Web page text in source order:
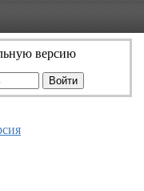
версию